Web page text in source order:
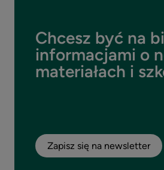
Chcesz być na
informacjami o
materiałach i
Zapisz się na newsletter